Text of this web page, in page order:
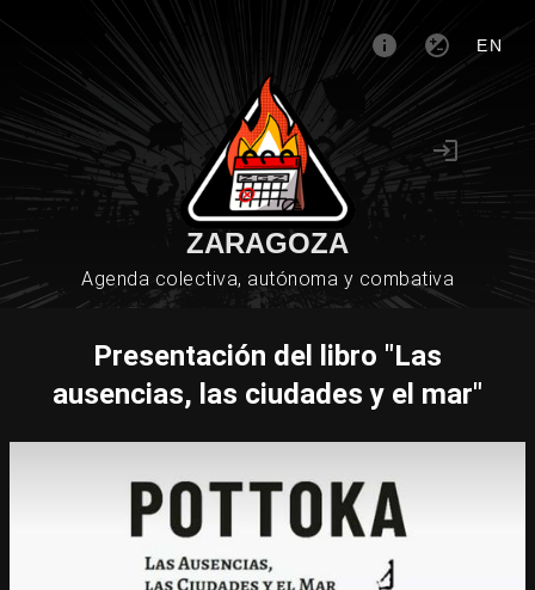
EN
ZARAGOZA
Agenda colectiva, autónoma y combativa
Presentación del libro "Las
ausencias, las ciudades y el mar"